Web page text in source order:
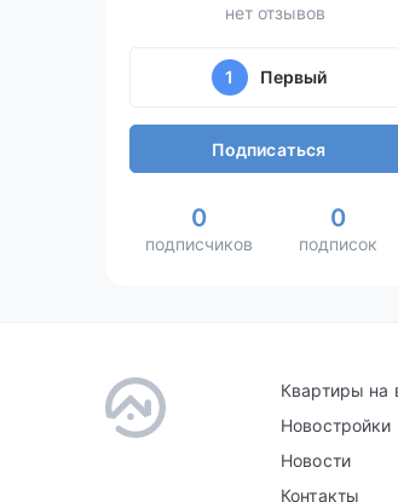
нет отзывов
1 Первый
Подписаться
0
подписчиков
0
подписок
Квартиры на
Новостройки
Новости
Контакты